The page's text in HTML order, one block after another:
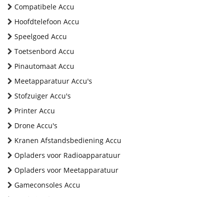
Compatibele Accu
Hoofdtelefoon Accu
Speelgoed Accu
Toetsenbord Accu
Pinautomaat Accu
Meetapparatuur Accu's
Stofzuiger Accu's
Printer Accu
Drone Accu's
Kranen Afstandsbediening Accu
Opladers voor Radioapparatuur
Opladers voor Meetapparatuur
Gameconsoles Accu